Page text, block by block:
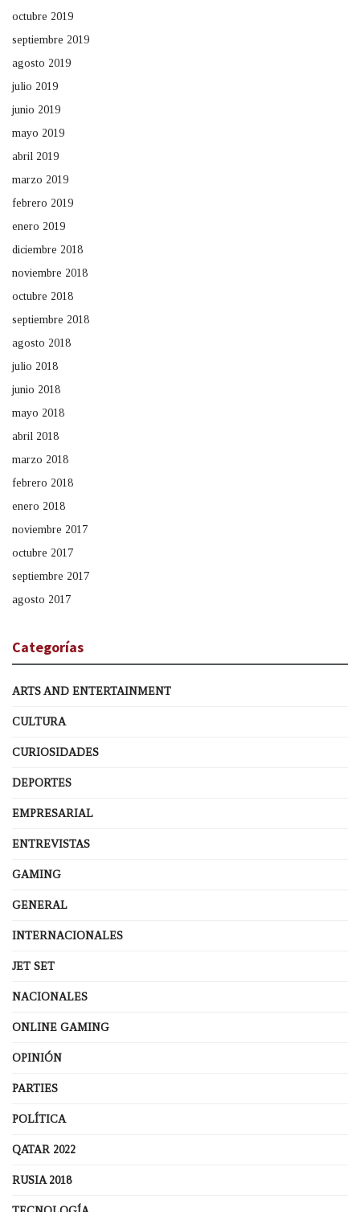
octubre 2019
septiembre 2019
agosto 2019
julio 2019
junio 2019
mayo 2019
abril 2019
marzo 2019
febrero 2019
enero 2019
diciembre 2018
noviembre 2018
octubre 2018
septiembre 2018
agosto 2018
julio 2018
junio 2018
mayo 2018
abril 2018
marzo 2018
febrero 2018
enero 2018
noviembre 2017
octubre 2017
septiembre 2017
agosto 2017
Categorías
ARTS AND ENTERTAINMENT
CULTURA
CURIOSIDADES
DEPORTES
EMPRESARIAL
ENTREVISTAS
GAMING
GENERAL
INTERNACIONALES
JET SET
NACIONALES
ONLINE GAMING
OPINIÓN
PARTIES
POLÍTICA
QATAR 2022
RUSIA 2018